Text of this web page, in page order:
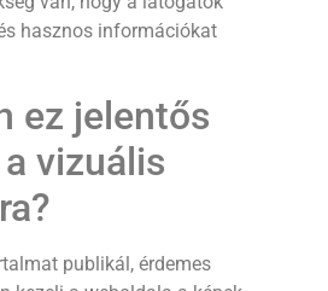
hasznos információkat
ez jelentős
vizuális
publikál, érdemes